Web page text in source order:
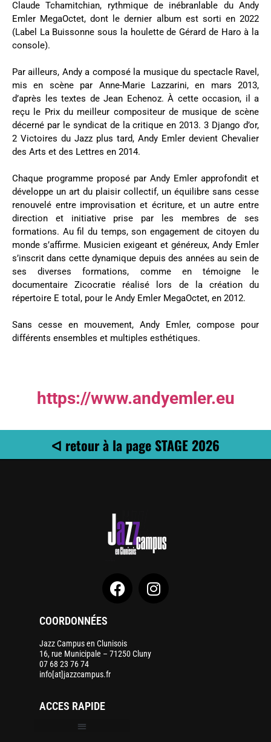
Claude Tchamitchian, rythmique de inébranlable du Andy
Emler MegaOctet, dont le dernier album est sorti en 2022
(Label La Buissonne sous la houlette de Gérard de Haro à la
console).
Par ailleurs, Andy a composé la musique du spectacle Ravel,
mis en scène par Anne-Marie Lazzarini, en mars 2013,
d’après les textes de Jean Echenoz. À cette occasion, il a
reçu le Prix du meilleur compositeur de musique de scène
décerné par le syndicat de la critique en 2013. 3 Django d’or,
2 Victoires du Jazz plus tard, Andy Emler devient Chevalier
des Arts et des Lettres en 2014.
Chaque programme proposé par Andy Emler approfondit et
développe un art du plaisir collectif, un équilibre sans cesse
renouvelé entre improvisation et écriture, et un autre entre
direction et initiative prise par les membres de ses
formations. Au fil du temps, son engagement de citoyen du
monde s’affirme. Musicien exigeant et généreux, Andy Emler
s’inscrit dans cette dynamique depuis des années au sein de
ses diverses formations, comme en témoigne le
documentaire Zicocratie réalisé lors de la création du
répertoire E total, pour le Andy Emler MegaOctet, en 2012.
Sans cesse en mouvement, Andy Emler, compose pour
différents ensembles et multiples esthétiques.
https://www.andyemler.eu
ᐊ retour à la page STAGE 2026
COORDONNÉES
Jazz Campus en Clunisois
16, rue Municipale – 71250 Cluny
07 68 23 76 74
info[at]jazzcampus.fr
ACCES RAPIDE